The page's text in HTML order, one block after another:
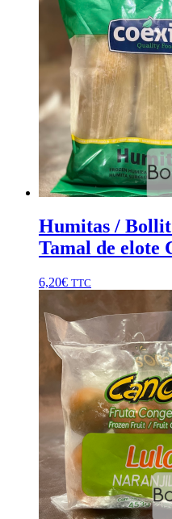
Humitas /
Tamal de elote
6,20€ TTC